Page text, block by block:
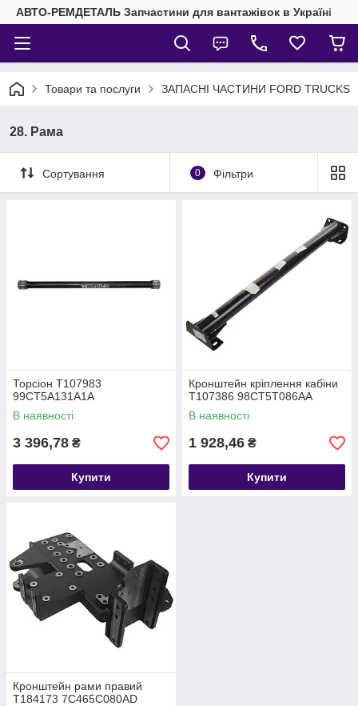
АВТО-РЕМДЕТАЛЬ Запчастини для вантажівок в Україні
Товари та послуги ЗАПАСНІ ЧАСТИНИ FORD TRUCKS
28. Рама
Сортування 0 Фільтри
Торсіон T107983
99CT5A131A1A
В наявності
3 396,78 ₴
Купити
Кронштейн кріплення кабіни
T107386 98CT5T086AA
В наявності
1 928,46 ₴
Купити
Кронштейн рами правий
T184173 7C465C080AD